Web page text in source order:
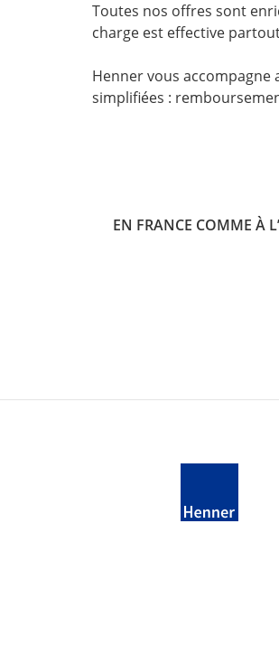
Toutes nos offres sont
charge est effective
Henner vous
simplifiées :
EN FRANCE COMME À